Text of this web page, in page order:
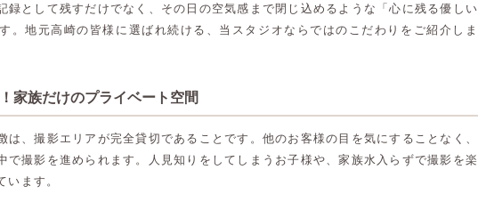
録として残すだけでなく、その日の空気感まで閉じ込めるような「心に残る優しい
。地元高崎の皆様に選ばれ続ける、当スタジオならではのこだわりをご紹介しま
家族だけのプライベート空間
は、撮影エリアが完全貸切であることです。他のお客様の目を気にすることなく、
で撮影を進められます。人見知りをしてしまうお子様や、家族水入らずで撮影を楽
います。